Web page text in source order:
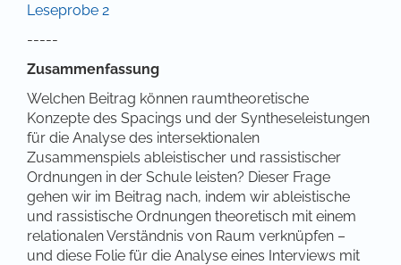
Leseprobe 2
-----
Zusammenfassung
Welchen Beitrag können raumtheoretische
Konzepte des Spacings und der Syntheseleistungen
für die Analyse des intersektionalen
Zusammenspiels ableistischer und rassistischer
Ordnungen in der Schule leisten? Dieser Frage
gehen wir im Beitrag nach, indem wir ableistische
und rassistische Ordnungen theoretisch mit einem
relationalen Verständnis von Raum verknüpfen –
und diese Folie für die Analyse eines Interviews mit